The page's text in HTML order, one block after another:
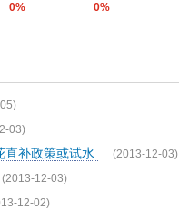
0%
0%
03)
直补政策或试水 (2013-12-03)
(2013-12-03)
12-02)